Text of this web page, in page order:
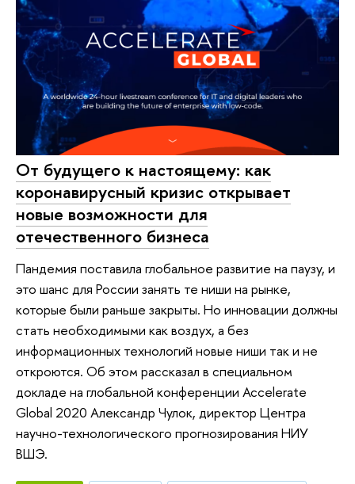
От будущего к настоящему: как
коронавирусный кризис открывает
новые возможности для
отечественного бизнеса
Пандемия поставила глобальное развитие на паузу, и
это шанс для России занять те ниши на рынке,
которые были раньше закрыты. Но инновации должны
стать необходимыми как воздух, а без
информационных технологий новые ниши так и не
откроются. Об этом рассказал в специальном
докладе на глобальной конференции Accelerate
Global 2020 Александр Чулок, директор Центра
научно-технологического прогнозирования НИУ
ВШЭ.